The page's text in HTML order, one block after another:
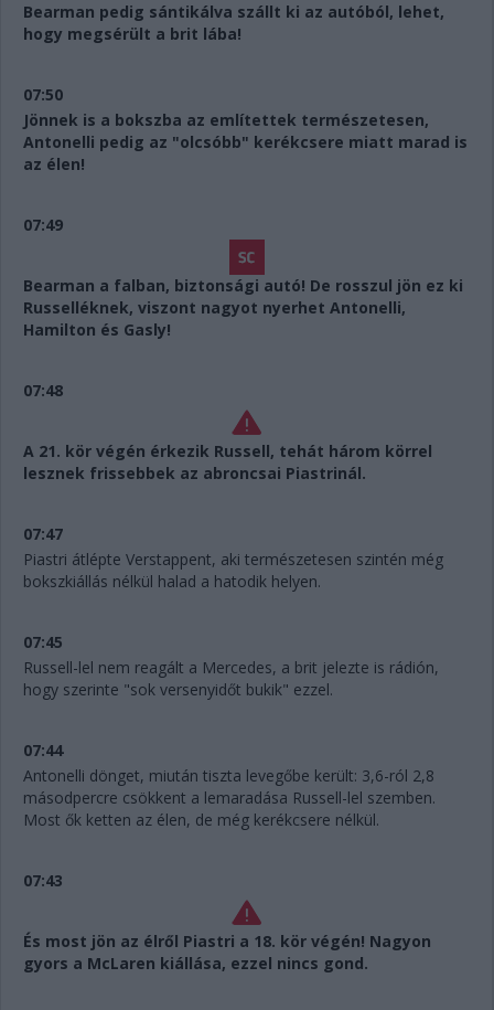
Bearman pedig sántikálva szállt ki az autóból, lehet,
hogy megsérült a brit lába!
07:50
Jönnek is a bokszba az említettek természetesen,
Antonelli pedig az "olcsóbb" kerékcsere miatt marad is
az élen!
07:49
Bearman a falban, biztonsági autó! De rosszul jön ez ki
Russelléknek, viszont nagyot nyerhet Antonelli,
Hamilton és Gasly!
07:48
A 21. kör végén érkezik Russell, tehát három körrel
lesznek frissebbek az abroncsai Piastrinál.
07:47
Piastri átlépte Verstappent, aki természetesen szintén még
bokszkiállás nélkül halad a hatodik helyen.
07:45
Russell-lel nem reagált a Mercedes, a brit jelezte is rádión,
hogy szerinte "sok versenyidőt bukik" ezzel.
07:44
Antonelli dönget, miután tiszta levegőbe került: 3,6-ról 2,8
másodpercre csökkent a lemaradása Russell-lel szemben.
Most ők ketten az élen, de még kerékcsere nélkül.
07:43
És most jön az élről Piastri a 18. kör végén! Nagyon
gyors a McLaren kiállása, ezzel nincs gond.